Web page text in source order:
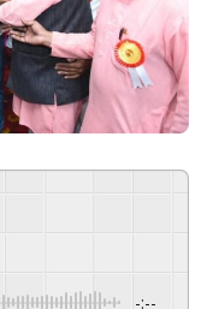
-:--